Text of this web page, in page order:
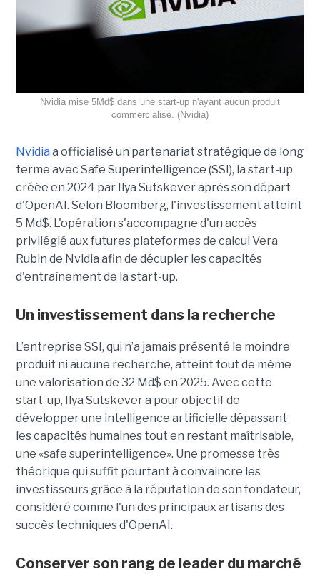
Nvidia mise 5Md$ dans une start-up n'ayant aucun produit
commercialisé. (Nvidia)
Nvidia a officialisé un partenariat stratégique de long
terme avec Safe Superintelligence (SSI), la start-up
créée en 2024 par Ilya Sutskever après son départ
d'OpenAI. Selon Bloomberg, l'investissement atteint
5 Md$. L'opération s'accompagne d'un accès
privilégié aux futures plateformes de calcul Vera
Rubin de Nvidia afin de décupler les capacités
d'entraînement de la start-up.
Un investissement dans la recherche
L’entreprise SSI, qui n’a jamais présenté le moindre
produit ni aucune recherche, atteint tout de même
une valorisation de 32 Md$ en 2025. Avec cette
start-up, Ilya Sutskever a pour objectif de
développer une intelligence artificielle dépassant
les capacités humaines tout en restant maîtrisable,
une «safe superintelligence». Une promesse très
théorique qui suffit pourtant à convaincre les
investisseurs grâce à la réputation de son fondateur,
considéré comme l'un des principaux artisans des
succès techniques d'OpenAI.
Conserver son rang de leader du marché